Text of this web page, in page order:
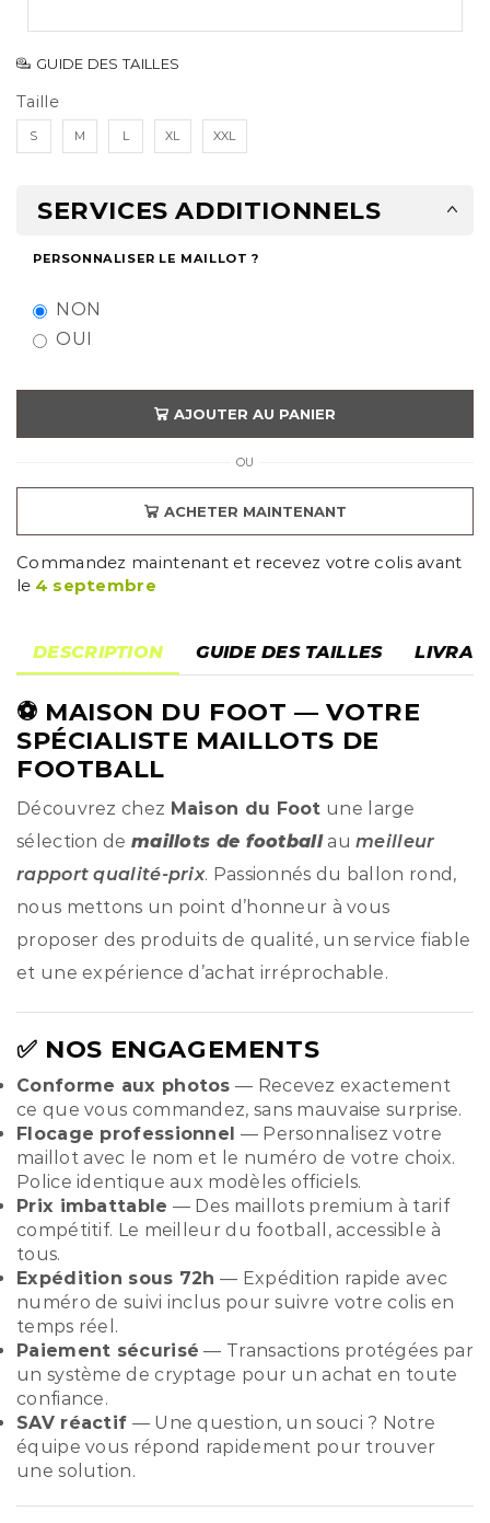
GUIDE DES TAILLES
Taille
S M L XL XXL
SERVICES ADDITIONNELS
PERSONNALISER LE MAILLOT ?
NON
OUI
AJOUTER AU PANIER
OU
ACHETER MAINTENANT
Commandez maintenant et recevez votre colis avant
le 4 septembre
DESCRIPTION GUIDE DES TAILLES
⚽ MAISON DU FOOT — VOTRE
SPÉCIALISTE MAILLOTS DE
FOOTBALL
Découvrez chez Maison du Foot une large
sélection de maillots de footballaumeilleur
rapport qualité-prix. Passionnés du ballon rond,
nous mettons un point d’honneur à vous
proposer des produits de qualité, un service fiable
et une expérience d’achat irréprochable.
✅ NOS ENGAGEMENTS
Conforme aux photos — Recevez exactement
ce que vous commandez, sans mauvaise surprise.
Flocage professionnel — Personnalisez votre
maillot avec le nom et le numéro de votre choix.
Police identique aux modèles officiels.
Prix imbattable — Des maillots premium à tarif
compétitif. Le meilleur du football, accessible à
tous.
Expédition sous 72h — Expédition rapide avec
numéro de suivi inclus pour suivre votre colis en
temps réel.
Paiement sécurisé — Transactions protégées par
un système de cryptage pour un achat en toute
confiance.
SAV réactif — Une question, un souci ? Notre
équipe vous répond rapidement pour trouver
une solution.